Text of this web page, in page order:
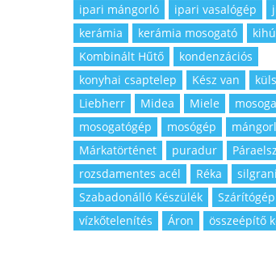
ipari mángorló
ipari vasalógép
kerámia
kerámia mosogató
Kombinált Hűtő
kondenzációs
konyhai csaptelep
Kész van
Liebherr
Midea Miele
mosogatógép
mosógép
Márkatörténet
puradur
rozsdamentes acél
Réka
Szabadonálló Készülék
Szárítógép
vízkőtelenítés
Áron összeépítő